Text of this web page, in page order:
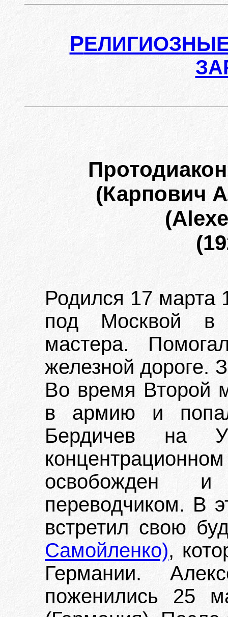
Р
(Карпович
Родился 17 марта
под Москвой в
мастера.
железной дороге.
Во время Второй
в армию и
Бердичев на
освобожден
переводчиком. В
встретил свою
Самойленко),
Германии.
поженились 25